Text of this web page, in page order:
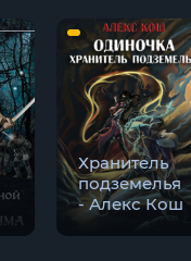
Хранитель
подземелья
- Алекс Кош